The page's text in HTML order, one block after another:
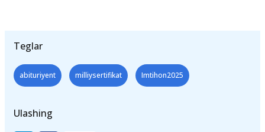
Teglar
abituriyent milliysertifikat Imtihon2025
Ulashing